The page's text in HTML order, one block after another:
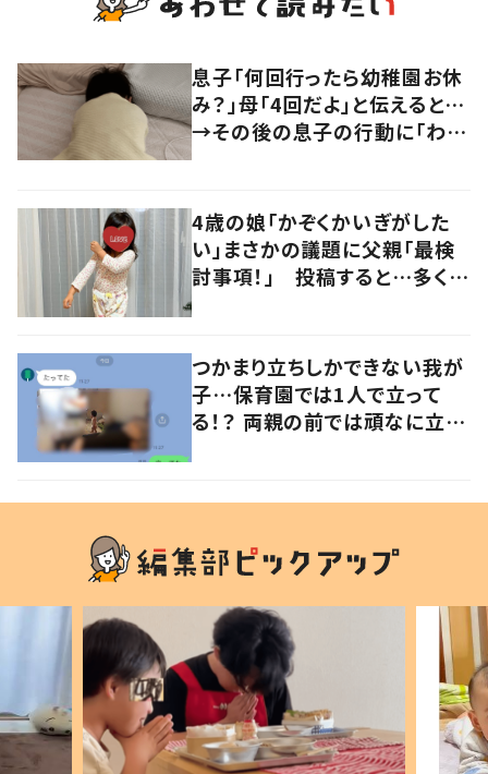
息子「何回行ったら幼稚園お休
み？」母「4回だよ」と伝えると…
→その後の息子の行動に「わか
4歳の娘「かぞくかいぎがした
い」まさかの議題に父親「最検
討事項！」 投稿すると…多くの
つかまり立ちしかできない我が
子…保育園では1人で立って
る！？ 両親の前では頑なに立た